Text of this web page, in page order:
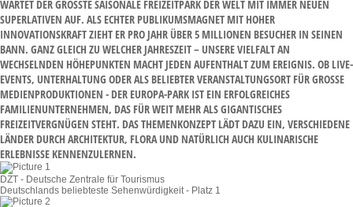
ARTET DER GRÖSSTE SAISONALE FREIZEITPARK DER WELT MIT IMMER NEUEN SU
PERLATIVEN AUF. ALS ECHTER PUBLIKUMSMAGNET MIT HOHER IN
NOVATIONSKRAFT ZIEHT ER PRO JAHR ÜBER 5 MILLIONEN BESUCHER IN SEINEN BA
NN. GANZ GLEICH ZU WELCHER JAHRESZEIT – UNSERE VIELFALT AN WE
CHSELNDEN HÖHEPUNKTEN MACHT JEDEN AUFENTHALT ZUM EREIGNIS. OB LIVE-EV
ENTS, UNTERHALTUNG ODER ALS BELIEBTER VERANSTALTUNGSORT FÜR GROSSE MED
IENPRODUKTIONEN - DER EUROPA-PARK IST EIN ERFOLGREICHES FAM
ILIENUNTERNEHMEN, DAS FÜR WEIT MEHR ALS GIGANTISCHES FRE
IZEITVERGNÜGEN STEHT. DAS THEMENKONZEPT LÄDT DAZU EIN, VERSCHIEDENE LÄN
DER DURCH ARCHITEKTUR, FLORA UND NATÜRLICH AUCH KULINARISCHE ERL
EBNISSE KENNENZULERNEN.
DZT - Deutsche Zentrale für Tourismus
Deutschlands beliebteste Sehenwürdigkeit - Platz 1